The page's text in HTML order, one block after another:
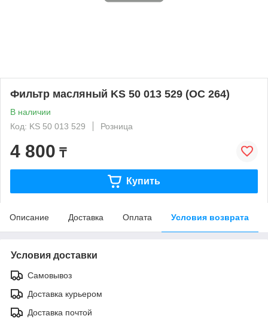
Фильтр масляный KS 50 013 529 (OC 264)
В наличии
Код: KS 50 013 529
Розница
4 800 ₸
Купить
Описание Доставка Оплата Условия возврата
Условия доставки
Самовывоз
Доставка курьером
Доставка почтой